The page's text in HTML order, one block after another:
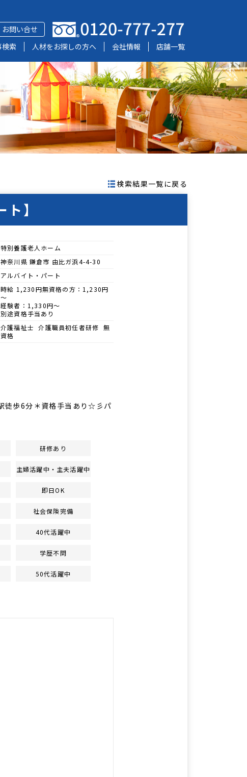
お問い合せ
検索 人材をお探しの方へ 会社情報 店舗一覧
検索結果一覧に戻る
】
特別養護老人ホーム
神奈川県 鎌倉市 由比ガ浜4-4-30
アルバイト・パート
時給 1,230円無資格の方：1,230円
～
経験者：1,330円～
別途資格手当あり
介護福祉士 介護職員初任者研修 無
資格
徒歩6分＊資格手当あり☆彡パ
研修あり
主婦活躍中・主夫活躍中
即日OK
社会保険完備
40代活躍中
学歴不問
50代活躍中